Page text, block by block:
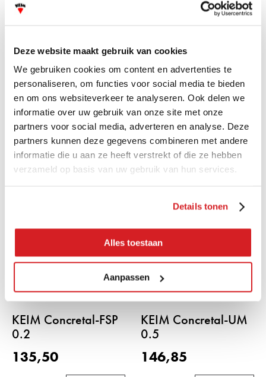
Deze website maakt gebruik van cookies
We gebruiken cookies om content en advertenties te
personaliseren, om functies voor social media te bieden
en om ons websiteverkeer te analyseren. Ook delen we
informatie over uw gebruik van onze site met onze
partners voor social media, adverteren en analyse. Deze
partners kunnen deze gegevens combineren met andere
informatie die u aan ze heeft verstrekt of die ze hebben
verzameld op basis van uw gebruik van hun services.
Details tonen
Alles toestaan
Aanpassen
KEIM Concretal-
MKH
213,95
KEIM Concretal-MR
2.0
124,20
KEIM Concretal-FSP
0.2
135,50
KEIM Concretal-UM
0.5
146,85